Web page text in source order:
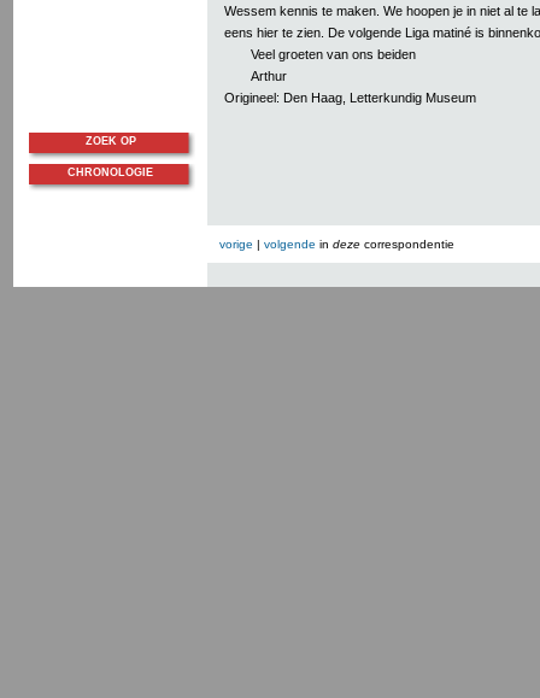
Wessem kennis te maken. We hoopen je in niet al te
eens hier te zien. De volgende Liga matiné is
Veel groeten van ons beiden
Arthur
Origineel: Den Haag, Letterkundig Museum
vorige | volgende in deze correspondentie
ZOEK OP
CHRONOLOGIE